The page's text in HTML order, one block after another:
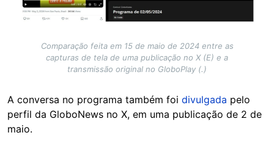
Comparação feita em 15 de maio de 2024 entre as
capturas de tela de uma publicação no X (E) e a
transmissão original no GloboPlay (.)
A conversa no programa também foi divulgada pelo
perfil da GloboNews no X, em uma publicação de 2 de
maio.